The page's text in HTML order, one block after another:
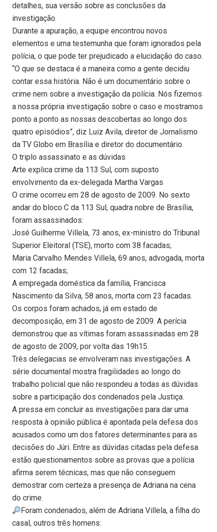
detalhes, sua versão sobre as conclusões da
investigação.
Durante a apuração, a equipe encontrou novos
elementos e uma testemunha que foram ignorados pela
polícia, o que pode ter prejudicado a elucidação do caso.
“O que se destaca é a maneira como a gente decidiu
contar essa história. Não é um documentário sobre o
crime nem sobre a investigação da polícia. Nós fizemos
a nossa própria investigação sobre o caso e mostramos
ponto a ponto as nossas descobertas ao longo dos
quatro episódios”, diz Luiz Avila, diretor de Jornalismo
da TV Globo em Brasília e diretor do documentário.
O triplo assassinato e as dúvidas
Arte explica crime da 113 Sul, com suposto
envolvimento da ex-delegada Martha Vargas
O crime ocorreu em 28 de agosto de 2009. No sexto
andar do bloco C da 113 Sul, quadra nobre de Brasília,
foram assassinados:
José Guilherme Villela, 73 anos, ex-ministro do Tribunal
Superior Eleitoral (TSE), morto com 38 facadas;
Maria Carvalho Mendes Villela, 69 anos, advogada, morta
com 12 facadas;
A empregada doméstica da família, Francisca
Nascimento da Silva, 58 anos, morta com 23 facadas.
Os corpos foram achados, já em estado de
decomposição, em 31 de agosto de 2009. A perícia
demonstrou que as vítimas foram assassinadas em 28
de agosto de 2009, por volta das 19h15.
Três delegacias se envolveram nas investigações. A
série documental mostra fragilidades ao longo do
trabalho policial que não respondeu a todas as dúvidas
sobre a participação dos condenados pela Justiça.
A pressa em concluir as investigações para dar uma
resposta à opinião pública é apontada pela defesa dos
acusados como um dos fatores determinantes para as
decisões do Júri. Entre as dúvidas citadas pela defesa
estão questionamentos sobre as provas que a polícia
afirma serem técnicas, mas que não conseguem
demostrar com certeza a presença de Adriana na cena
do crime.
Foram condenados, além de Adriana Villela, a filha do
casal, outros três homens: